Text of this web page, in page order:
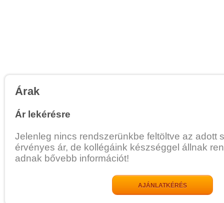
Árak
Ár lekérésre
Jelenleg nincs rendszerünkbe feltöltve az adott
érvényes ár, de kollégáink készséggel állnak
adnak bővebb információt!
AJÁNLATKÉRÉS